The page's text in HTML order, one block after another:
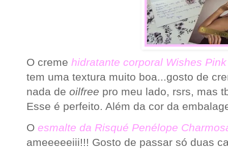
O creme hidratante corporal Wishes
tem uma textura muito boa...gosto de
nada de oilfree pro meu lado, rsrs, mas
Esse é perfeito. Além da cor da
O esmalte da Risqué Penélope
ameeeeeiii!!! Gosto de passar só duas